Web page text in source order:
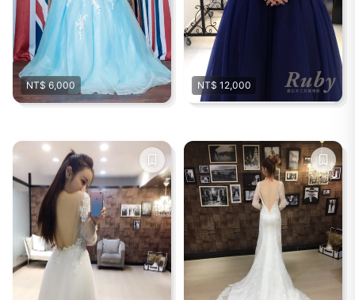
NT$ 6,000 NT$ 12,000